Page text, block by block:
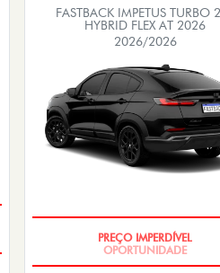
FASTBACK IMPETUS TURBO
HYBRID FLEX AT 2026
2026/2026